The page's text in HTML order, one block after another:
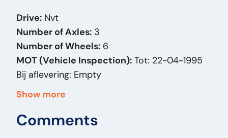
Drive: Nvt
Number of Axles: 3
Number of Wheels: 6
MOT (Vehicle Inspection): Tot: 22-04-1995
Bij aflevering: Empty
Basic Color:
Year of Manufacture:
Show more
Comments